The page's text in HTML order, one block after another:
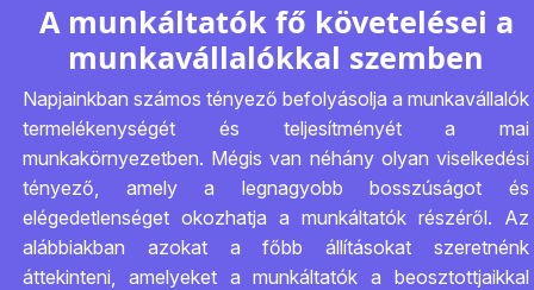
A munkáltatók fő követelései a
munkavállalókkal szemben
Napjainkban számos tényező befolyásolja a munkavállalók
termelékenységét és teljesítményét a mai
munkakörnyezetben. Mégis van néhány olyan viselkedési
tényező, amely a legnagyobb bosszúságot és
elégedetlenséget okozhatja a munkáltatók részéről. Az
alábbiakban azokat a főbb állításokat szeretnénk
áttekinteni, amelyeket a munkáltatók a beosztottjaikkal